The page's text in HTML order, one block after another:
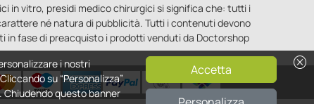
in vitro, presidi medico chirurgici si significa che: tutti i
né natura di pubblicità. Tutti i contenuti devono
fase di preacquisto i prodotti venduti da Doctorshop
cancel
i nostri
su “Personalizza”
. Chiudendo questo banner
Accetta